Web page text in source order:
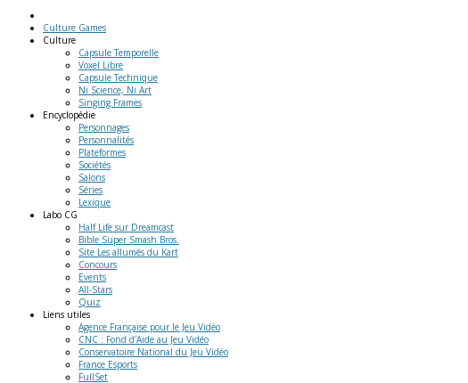
Culture Games
Culture
Capsule Temporelle
Voxel Libre
Capsule Technique
Ni Science, Ni Art
Singing Frames
Encyclopédie
Personnages
Personnalités
Plateformes
Sociétés
Salons
Séries
Lexique
Labo CG
Half Life sur Dreamcast
Bible Super Smash Bros.
Site Les allumés du Kart
Concours
Events
All-Stars
Quiz
Liens utiles
Agence Française pour le Jeu Vidéo
CNC : Fond d'Aide au Jeu Vidéo
Conservatoire National du Jeu Vidéo
France Esports
FullSet